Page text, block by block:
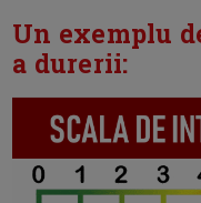
Un exemplu
a durerii: